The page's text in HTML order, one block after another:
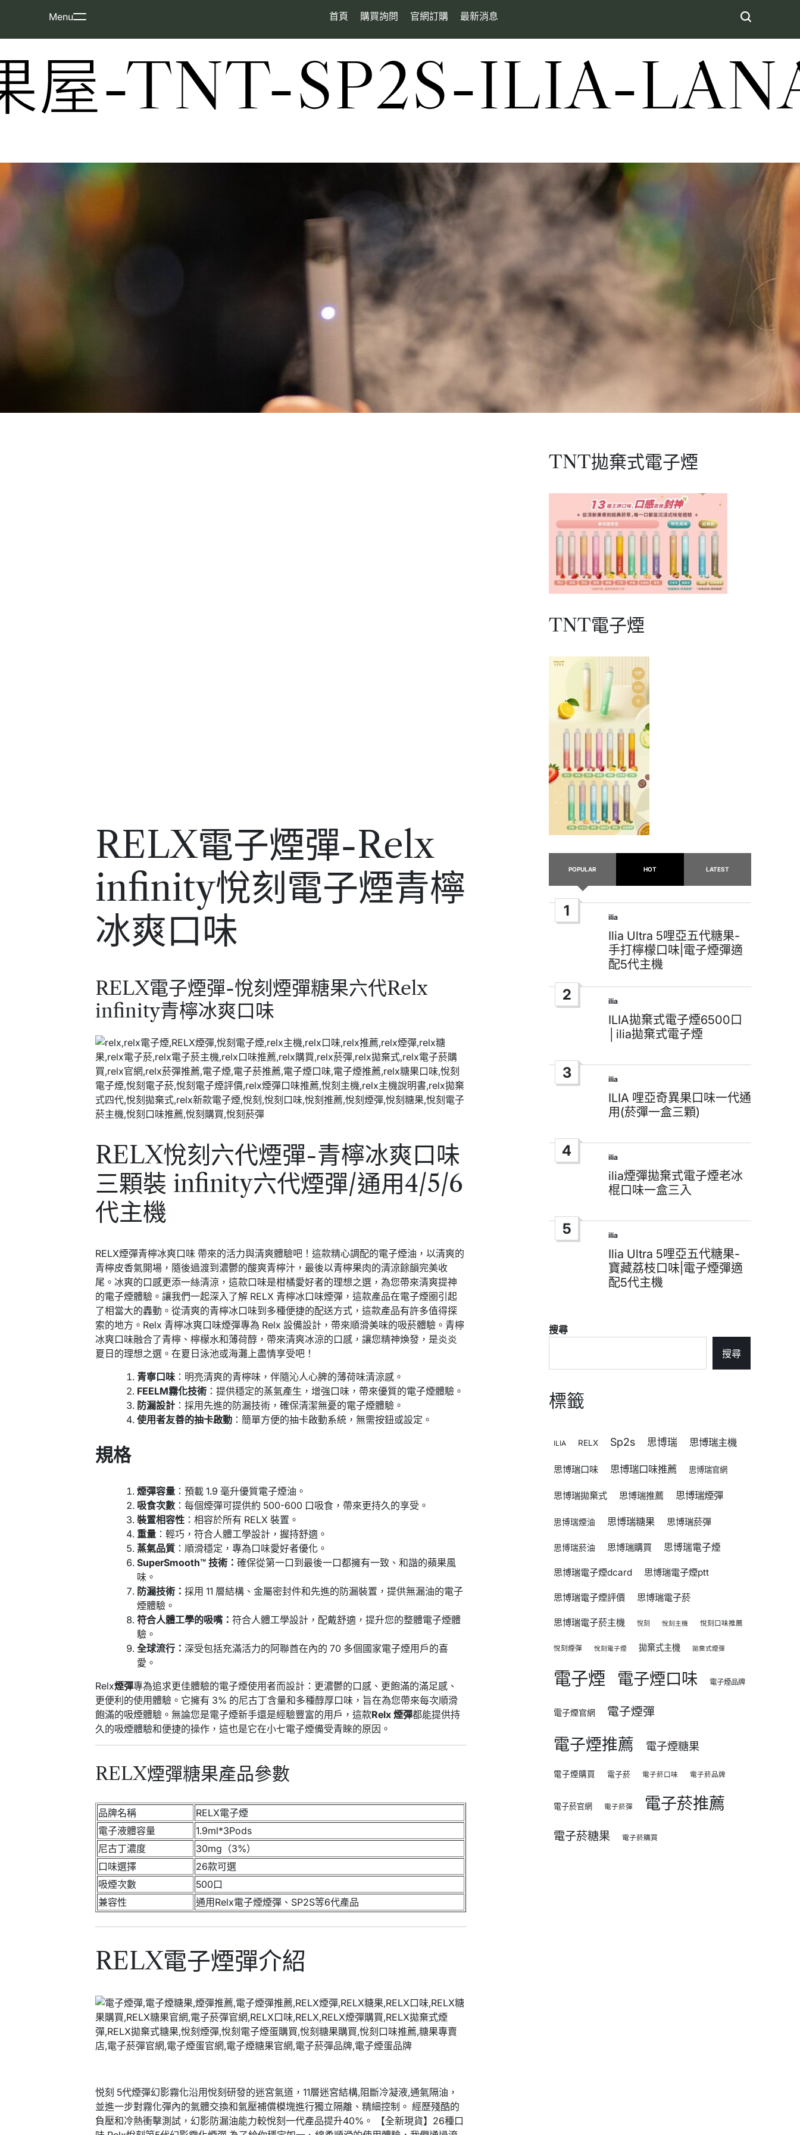
Menu 首頁 購買詢問 官網訂購 最新消息
屋-TNT-SP2S-ILIA-
RELX電子煙彈-Relx
infinity悅刻電子煙青檸
冰爽口味
RELX電子煙彈-悅刻煙彈糖果六代Relx
infinity青檸冰爽口味
RELX悅刻六代煙彈-青檸冰爽口味
三顆裝 infinity六代煙彈/通用4/5/6
代主機
RELX煙彈青檸冰爽口味 帶來的活力與清爽體驗吧！這款精心調配的電子煙油，以清爽的
青檸皮香氣開場，隨後過渡到濃鬱的酸爽青檸汁，最後以青檸果肉的清涼餘韻完美收
尾。冰爽的口感更添一絲清涼，這款口味是柑橘愛好者的理想之選，為您帶來清爽提神
的電子煙體驗。讓我們一起深入了解 RELX 青檸冰口味煙彈，這款產品在電子煙圈引起
了相當大的轟動。從清爽的青檸冰口味到多種便捷的配送方式，這款產品有許多值得探
索的地方。 Relx 青檸冰爽口味煙彈專為 Relx 設備設計，帶來順滑美味的吸菸體驗。青檸
冰爽口味融合了青檸、檸檬水和薄荷醇，帶來清爽冰涼的口感，讓您精神煥發，是炎炎
夏日的理想之選。在夏日泳池或海灘上盡情享受吧！
青寧口味 ：明亮清爽的青檸味，伴隨沁人心脾的薄荷味清涼感。
FEELM霧化技術 ：提供穩定的蒸氣產生，增強口味，帶來優質的電子煙體驗。
防漏設計 ：採用先進的防漏技術，確保清潔無憂的電子煙體驗。
使用者友善的抽卡啟動 ：簡單方便的抽卡啟動系統，無需按鈕或設定。
規格
煙彈容量 ：預載 1.9 毫升優質電子煙油。
吸食次數 ：每個煙彈可提供約 500-600 口吸食，帶來更持久的享受。
裝置相容性 ：相容於所有 RELX 裝置。
重量 ：輕巧，符合人體工學設計，握持舒適。
蒸氣品質 ：順滑穩定，專為口味愛好者優化。
SuperSmooth™ 技術：確保從第一口到最後一口都擁有一致、和諧的蘋果風
味。
防漏技術：採用 11 層結構、金屬密封件和先進的防漏裝置，提供無漏油的電子
煙體驗。
符合人體工學的吸嘴：符合人體工學設計，配戴舒適，提升您的整體電子煙體
驗。
全球流行：深受包括充滿活力的阿聯酋在內的 70 多個國家電子煙用戶的喜
愛。
Relx煙彈專為追求更佳體驗的電子煙使用者而設計：更濃鬱的口感、更飽滿的滿足感、
更便利的使用體驗。它擁有 3% 的尼古丁含量和多種醇厚口味，旨在為您帶來每次順滑
飽滿的吸煙體驗。無論您是電子煙新手還是經驗豐富的用戶，這款Relx 煙彈都能提供持
久的吸煙體驗和便捷的操作，這也是它在小七電子煙備受青睞的原因。
RELX煙彈糖果產品參數
品牌名稱
RELX電子煙
電子液體容量
1.9ml*3Pods
尼古丁濃度
30mg（3%）
口味選擇
26款可選
吸煙次數
500口
兼容性
通用Relx電子煙煙彈、SP2S等6代產品
RELX電子煙彈介紹
悦刻 5代煙彈幻影霧化沿用悅刻研發的迷宮氣道，11層迷宮結構,阻斷冷凝液,通氣隔油，
並進一步對霧化彈內的氣體交換和氣壓補償模塊進行獨立隔離、精細控制。 經歷殘酷的
負壓和冷熱衝擊測試，幻影防漏油能力較悅刻一代產品提升40%。 【全新現貨】26種口
TNT拋棄式電子煙
TNT電子煙
POPULAR HOT LATEST
1
Posted
in
ilia
Ilia Ultra 5哩亞五代糖果-
手打檸檬口味|電子煙彈適
配5代主機
2
Posted
in
ilia
ILIA拋棄式電子煙6500口
│ilia拋棄式電子煙
3
Posted
in
ilia
ILIA 哩亞奇異果口味一代通
用(菸彈一盒三顆)
4
Posted
in
ilia
ilia煙彈拋棄式電子煙老冰
棍口味一盒三入
5
Posted
in
ilia
Ilia Ultra 5哩亞五代糖果-
寶藏荔枝口味|電子煙彈適
配5代主機
搜尋
搜尋
標籤
ILIA RELX Sp2s 思博瑞 思博瑞主機
思博瑞口味 思博瑞口味推薦 思博瑞官網
思博瑞拋棄式 思博瑞推薦 思博瑞煙彈
思博瑞煙油 思博瑞糖果 思博瑞菸彈
思博瑞菸油 思博瑞購買 思博瑞電子煙
思博瑞電子煙dcard 思博瑞電子煙ptt
思博瑞電子煙評價 思博瑞電子菸
思博瑞電子菸主機 悅刻 悅刻主機 悅刻口味推薦
悅刻煙彈 悅刻電子煙 拋棄式主機 拋棄式煙彈
電子煙 電子煙口味 電子煙品牌
電子煙官網 電子煙彈
電子煙推薦 電子煙糖果
電子煙購買 電子菸 電子菸口味 電子菸品牌
電子菸官網 電子菸彈 電子菸推薦
電子菸糖果 電子菸購買